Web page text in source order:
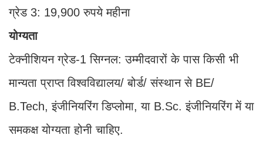
ग्रेड 3: 19,900 रुपये महीना
योग्यता
टेक्नीशियन ग्रेड-1 सिग्नल: उम्मीदवारों के पास किसी भी
मान्यता प्राप्त विश्वविद्यालय/ बोर्ड/ संस्थान से BE/
B.Tech, इंजीनियरिंग डिप्लोमा, या B.Sc. इंजीनियरिंग में या
समकक्ष योग्यता होनी चाहिए.